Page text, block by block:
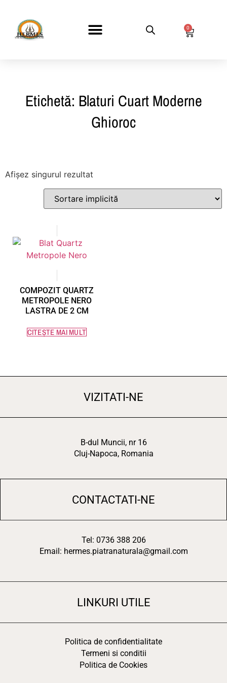
0
Etichetă: Blaturi Cuart Moderne
Ghioroc
Afișez singurul rezultat
COMPOZIT QUARTZ
METROPOLE NERO
LASTRA DE 2 CM
CITEȘTE MAI MULT
VIZITATI-NE
B-dul Muncii, nr 16
Cluj-Napoca, Romania
CONTACTATI-NE
Tel: 0736 388 206
Email: hermes.piatranaturala@gmail.com
LINKURI UTILE
Politica de confidentialitate
Termeni si conditii
Politica de Cookies